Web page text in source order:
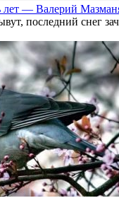
— Валерий
последний снег